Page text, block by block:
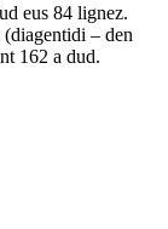
eus 84 lignez.
(diagentidi – den
162 a dud.